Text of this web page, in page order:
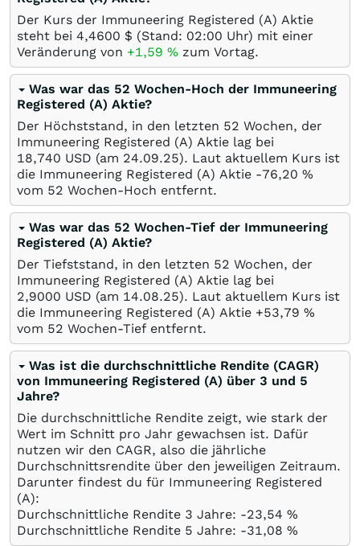
Der Kurs der Immuneering Registered (A) Aktie
steht bei 4,4600 $ (Stand: 02:00 Uhr) mit einer
Veränderung von +1,59 % zum Vortag.
Was war das 52 Wochen-Hoch der Immuneering
Registered (A) Aktie?
Der Höchststand, in den letzten 52 Wochen, der
Immuneering Registered (A) Aktie lag bei
18,740 USD (am 24.09.25). Laut aktuellem Kurs ist
die Immuneering Registered (A) Aktie -76,20 %
vom 52 Wochen-Hoch entfernt.
Was war das 52 Wochen-Tief der Immuneering
Registered (A) Aktie?
Der Tiefststand, in den letzten 52 Wochen, der
Immuneering Registered (A) Aktie lag bei
2,9000 USD (am 14.08.25). Laut aktuellem Kurs ist
die Immuneering Registered (A) Aktie +53,79 %
vom 52 Wochen-Tief entfernt.
Was ist die durchschnittliche Rendite (CAGR)
von Immuneering Registered (A) über 3 und 5
Jahre?
Die durchschnittliche Rendite zeigt, wie stark der
Wert im Schnitt pro Jahr gewachsen ist. Dafür
nutzen wir den CAGR, also die jährliche
Durchschnittsrendite über den jeweiligen Zeitraum.
Darunter findest du für Immuneering Registered
(A):
Durchschnittliche Rendite 3 Jahre: -23,54 %
Durchschnittliche Rendite 5 Jahre: -31,08 %